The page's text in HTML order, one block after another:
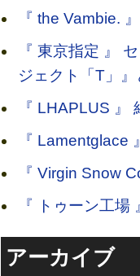
『 the Vambie.
『 東京指定 』
ジェクト「T」
『 LHAPLUS 』
『 Lamentglace
『 Virgin Snow
『 トゥーン工場
アーカイブ